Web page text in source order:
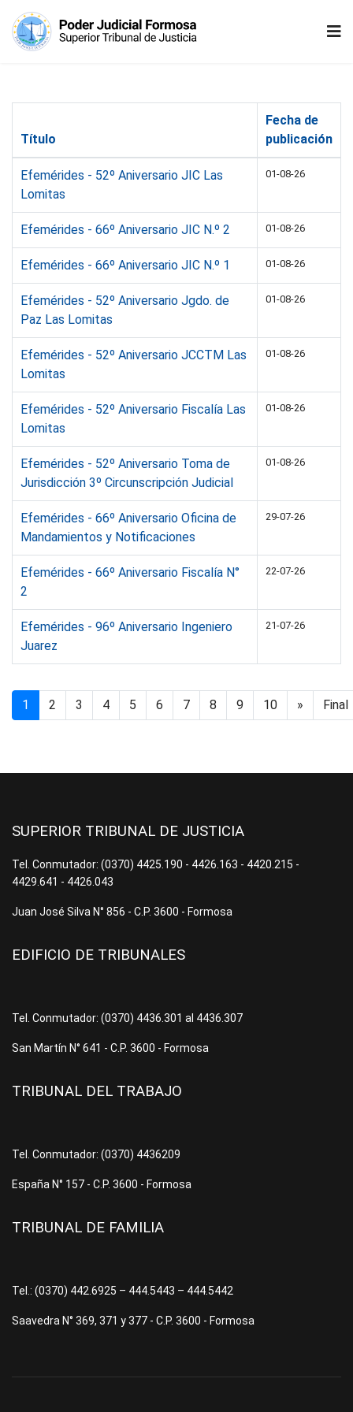
Título
Fecha de
publicación
Efemérides - 52º Aniversario JIC Las
Lomitas
01-08-26
Efemérides - 66º Aniversario JIC N.º 2 01-08-26
Efemérides - 66º Aniversario JIC N.º 1 01-08-26
Efemérides - 52º Aniversario Jgdo. de
Paz Las Lomitas
01-08-26
Efemérides - 52º Aniversario JCCTM Las
Lomitas
01-08-26
Efemérides - 52º Aniversario Fiscalía Las
Lomitas
01-08-26
Efemérides - 52º Aniversario Toma de
Jurisdicción 3º Circunscripción Judicial
01-08-26
Efemérides - 66º Aniversario Oficina de
Mandamientos y Notificaciones
29-07-26
Efemérides - 66º Aniversario Fiscalía N°
2
22-07-26
Efemérides - 96º Aniversario Ingeniero
Juarez
21-07-26
1 2 3 4 5 6 7 8 9 10 » Final
SUPERIOR TRIBUNAL DE JUSTICIA
Tel. Conmutador: (0370) 4425.190 - 4426.163 - 4420.215 -
4429.641 - 4426.043
Juan José Silva N° 856 - C.P. 3600 - Formosa
EDIFICIO DE TRIBUNALES
Tel. Conmutador: (0370) 4436.301 al 4436.307
San Martín N° 641 - C.P. 3600 - Formosa
TRIBUNAL DEL TRABAJO
Tel. Conmutador: (0370) 4436209
España N° 157 - C.P. 3600 - Formosa
TRIBUNAL DE FAMILIA
Tel.: (0370) 442.6925 – 444.5443 – 444.5442
Saavedra N° 369, 371 y 377 - C.P. 3600 - Formosa